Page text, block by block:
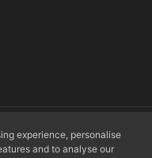
CO., LTD. All rights
experience, personalise
and to analyse our